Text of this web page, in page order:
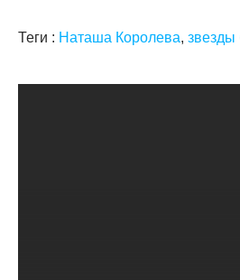
Теги : Наташа Королева, звезды